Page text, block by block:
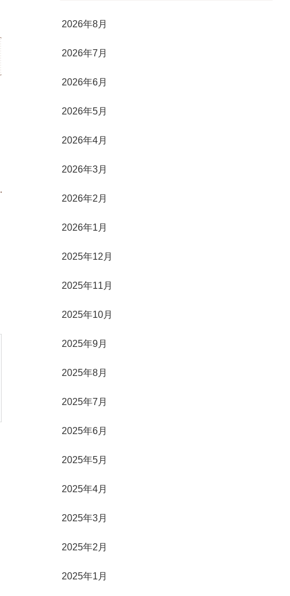
2026年8月
2026年7月
2026年6月
2026年5月
2026年4月
2026年3月
2026年2月
2026年1月
2025年12月
2025年11月
2025年10月
2025年9月
2025年8月
2025年7月
2025年6月
2025年5月
2025年4月
2025年3月
2025年2月
2025年1月